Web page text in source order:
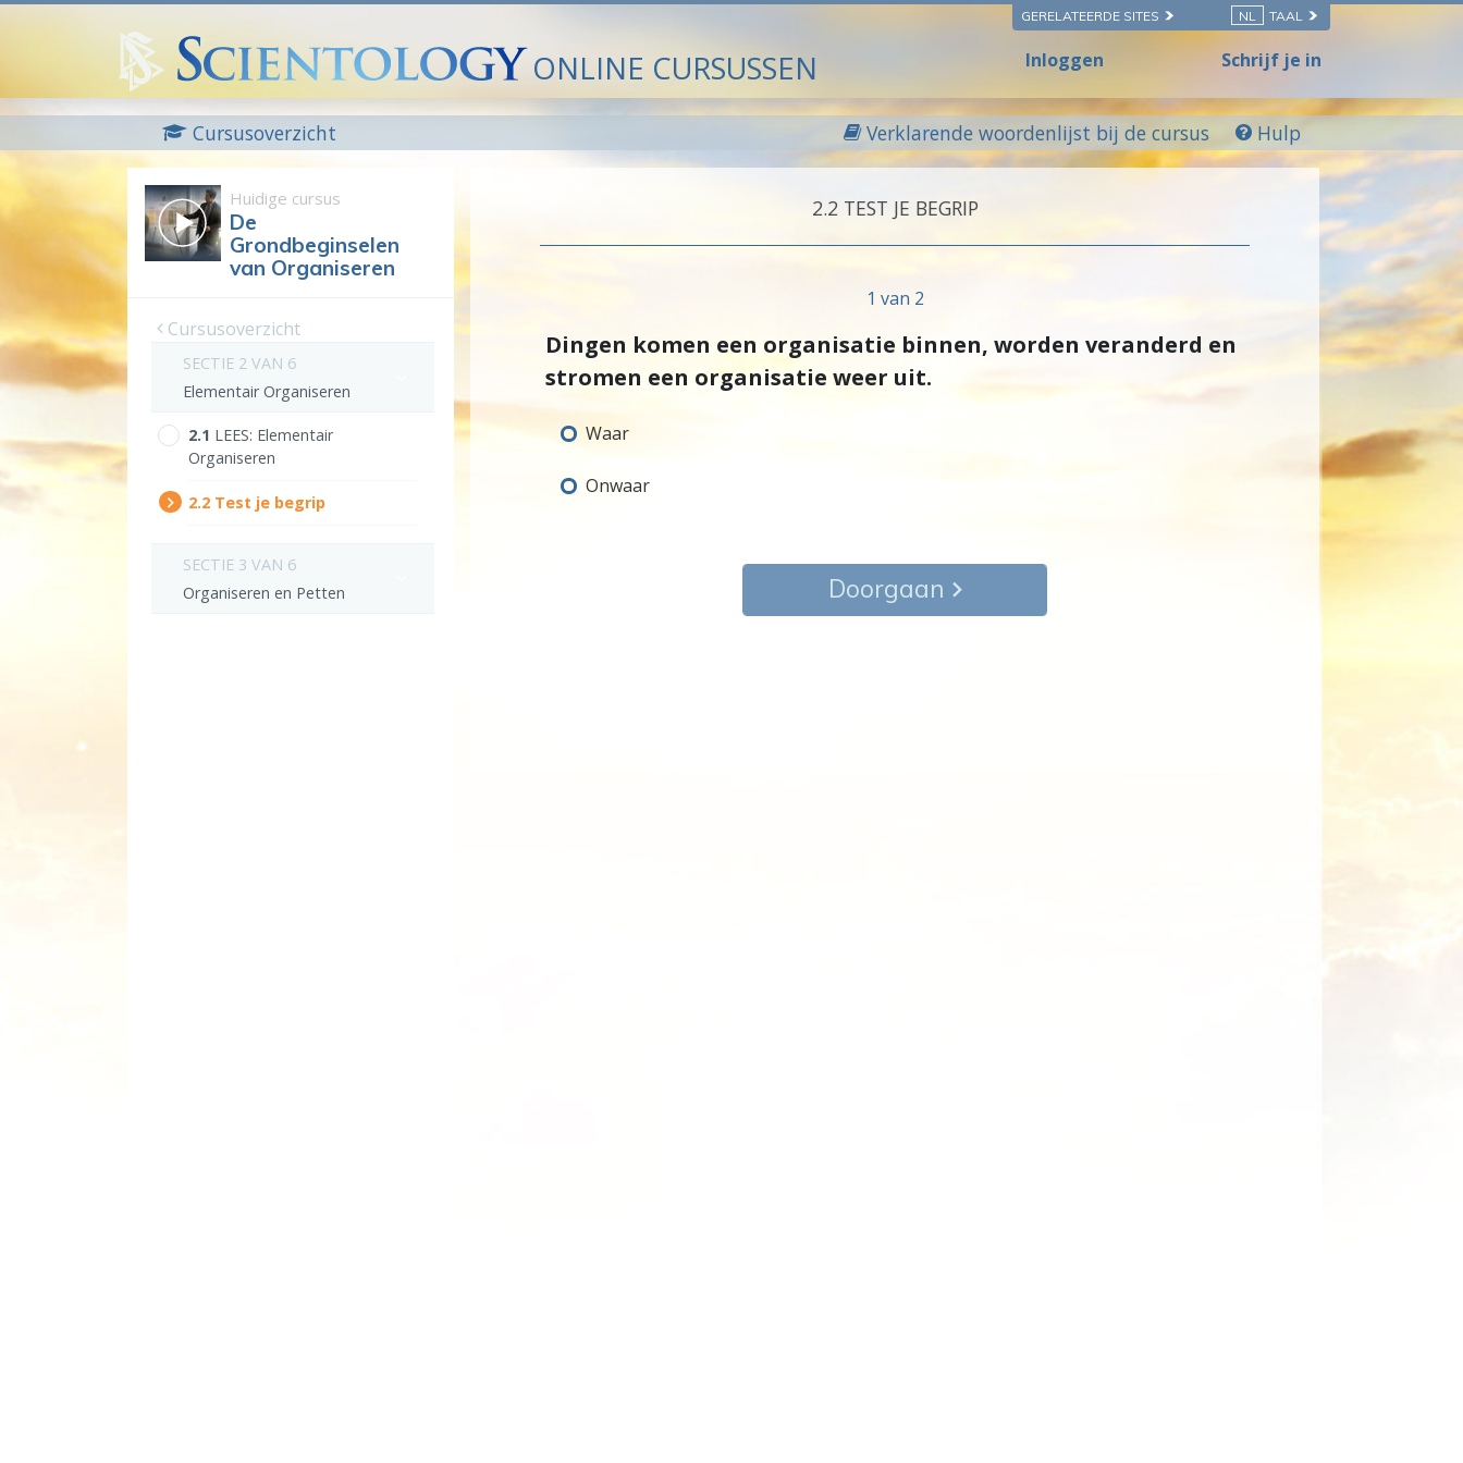
GERELATEERDE SITES NL TAAL
ONLINE CURSUSSEN Inloggen Schrijf je in
Cursusoverzicht Verklarende woordenlijst bij de cursus Hulp
Huidige cursus
De
Grondbeginselen
van Organiseren
Cursusoverzicht
SECTIE 2 VAN 6
Elementair Organiseren
2.‎1 LEES: Elementair
Organiseren
2.‎2 Test je begrip
SECTIE 3 VAN 6
Organiseren en Petten
2.‎2 TEST JE BEGRIP
1 van 2
Dingen komen een organisatie binnen, worden veranderd en
stromen een organisatie weer uit.
Waar
Onwaar
Doorgaan